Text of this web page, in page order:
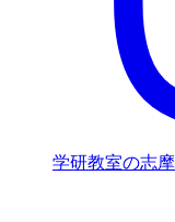
学研教室の志